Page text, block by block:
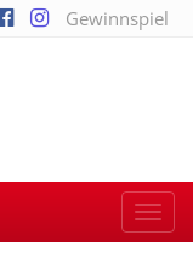
Gewinnspiel